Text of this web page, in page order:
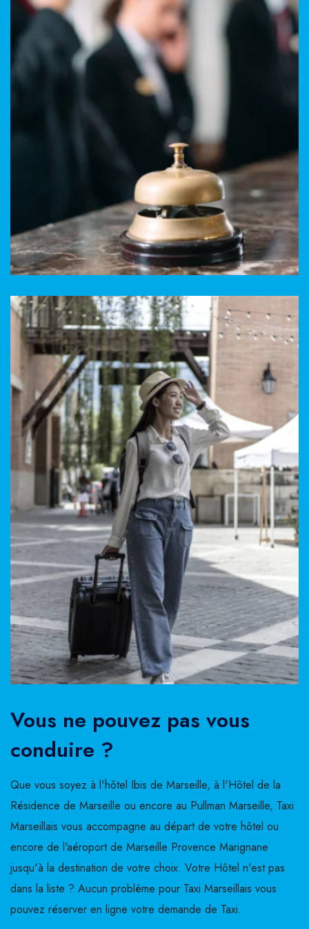
Vous ne pouvez pas vous
conduire ?
Que vous soyez à l'hôtel Ibis de Marseille, à l'Hôtel de la
Résidence de Marseille ou encore au Pullman Marseille, Taxi
Marseillais vous accompagne au départ de votre hôtel ou
encore de l'aéroport de Marseille Provence Marignane
jusqu'à la destination de votre choix. Votre Hôtel n'est pas
dans la liste ? Aucun problème pour Taxi Marseillais vous
pouvez réserver en ligne votre demande de Taxi.